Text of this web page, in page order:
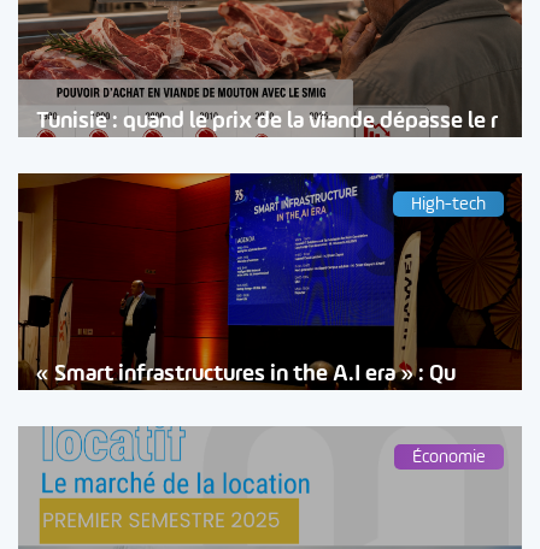
Tunisie : quand le prix de la viande dépasse le r
High-tech
« Smart infrastructures in the A.I era » : Qu
Économie